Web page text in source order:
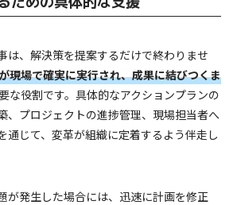
は、解決策を提案するだけで終わりませ
現場で確実に実行され、成果に結びつくま
な役割です。具体的なアクションプランの
、プロジェクトの進捗管理、現場担当者へ
通じて、変革が組織に定着するよう伴走し
が発生した場合には、迅速に計画を修正